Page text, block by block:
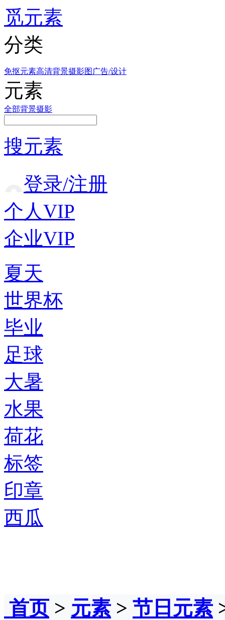
觅元素
分类
免抠元素高清背景摄影图 广告/设计
元素
全部背景摄影
搜元素
登录/注册
个人VIP
企业VIP
夏天
世界杯
毕业
足球
大暑
水果
荷花
标签
印章
西瓜
首页> 元素 > 节日元素